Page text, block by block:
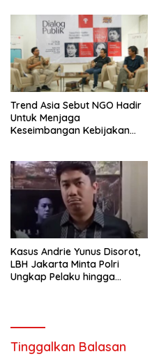
Trend Asia Sebut NGO Hadir
Untuk Menjaga
Keseimbangan Kebijakan
Kasus Andrie Yunus Disorot,
LBH Jakarta Minta Polri
Ungkap Pelaku hingga
Tinggalkan Balasan